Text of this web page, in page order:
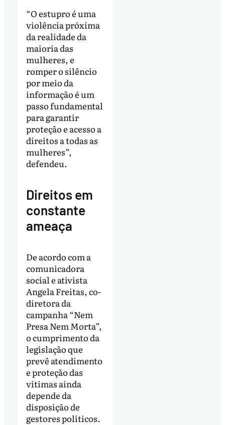
“O estupro é uma
violência próxima
da realidade da
maioria das
mulheres, e
romper o silêncio
por meio da
informação é um
passo fundamental
para garantir
proteção e acesso a
direitos a todas as
mulheres”,
defendeu.
Direitos em
constante
ameaça
De acordo com a
comunicadora
social e ativista
Angela Freitas, co-
diretora da
campanha “Nem
Presa Nem Morta”,
o cumprimento da
legislação que
prevê atendimento
e proteção das
vítimas ainda
depende da
disposição de
gestores políticos.